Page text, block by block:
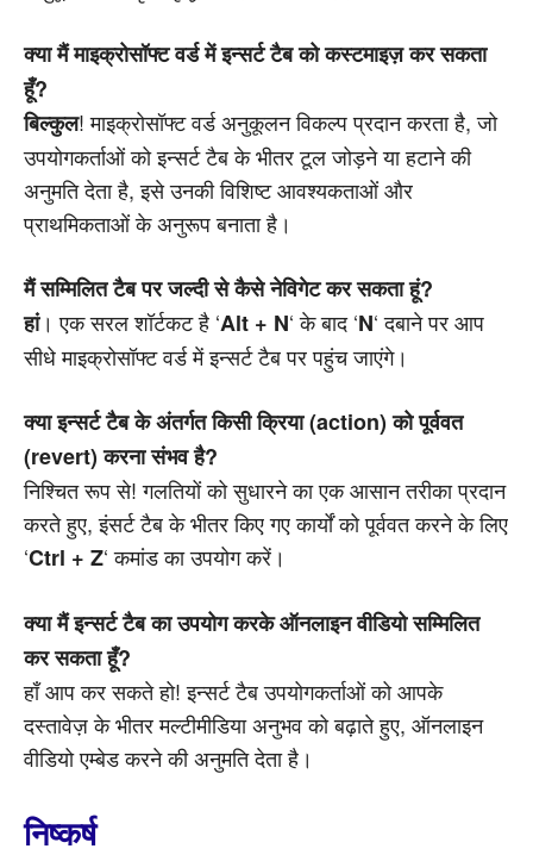
क्या मैं माइक्रोसॉफ्ट वर्ड में इन्सर्ट टैब को कस्टमाइज़ कर सकता
हूँ?
बिल्कुल! माइक्रोसॉफ्ट वर्ड अनुकूलन विकल्प प्रदान करता है, जो
उपयोगकर्ताओं को इन्सर्ट टैब के भीतर टूल जोड़ने या हटाने की
अनुमति देता है, इसे उनकी विशिष्ट आवश्यकताओं और
प्राथमिकताओं के अनुरूप बनाता है।
मैं सम्मिलित टैब पर जल्दी से कैसे नेविगेट कर सकता हूं?
हां। एक सरल शॉर्टकट है ‘Alt + N‘ के बाद ‘N‘ दबाने पर आप
सीधे माइक्रोसॉफ्ट वर्ड में इन्सर्ट टैब पर पहुंच जाएंगे।
क्या इन्सर्ट टैब के अंतर्गत किसी क्रिया (action) को पूर्ववत
(revert) करना संभव है?
निश्चित रूप से! गलतियों को सुधारने का एक आसान तरीका प्रदान
करते हुए, इंसर्ट टैब के भीतर किए गए कार्यों को पूर्ववत करने के लिए
‘Ctrl + Z‘ कमांड का उपयोग करें।
क्या मैं इन्सर्ट टैब का उपयोग करके ऑनलाइन वीडियो सम्मिलित
कर सकता हूँ?
हाँ आप कर सकते हो! इन्सर्ट टैब उपयोगकर्ताओं को आपके
दस्तावेज़ के भीतर मल्टीमीडिया अनुभव को बढ़ाते हुए, ऑनलाइन
वीडियो एम्बेड करने की अनुमति देता है।
निष्कर्ष